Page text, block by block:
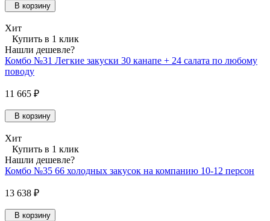
В корзину
Хит
Купить в 1 клик
Нашли дешевле?
Комбо №31 Легкие закуски 30 канапе + 24 салата по любому
поводу
11 665 ₽
В корзину
Хит
Купить в 1 клик
Нашли дешевле?
Комбо №35 66 холодных закусок на компанию 10-12 персон
13 638 ₽
В корзину